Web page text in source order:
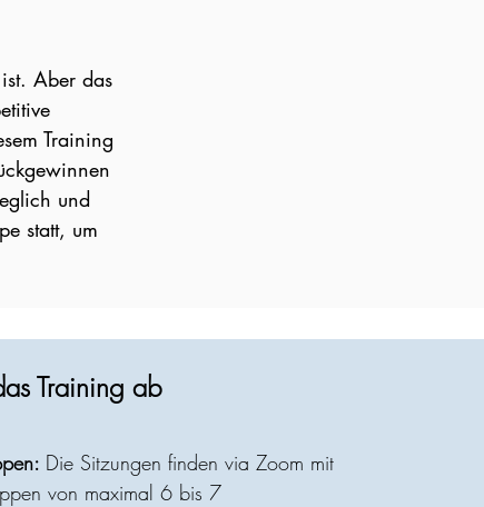
Aber das
Training
und
statt, um
Training ab
Die Sitzungen finden via Zoom mit
von maximal 6 bis 7